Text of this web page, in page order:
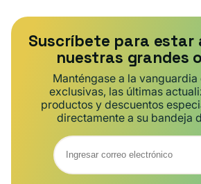
Suscríbete para estar
nuestras grandes
Manténgase a la
exclusivas, las últimas
productos y descuentos
directamente a su bandeja